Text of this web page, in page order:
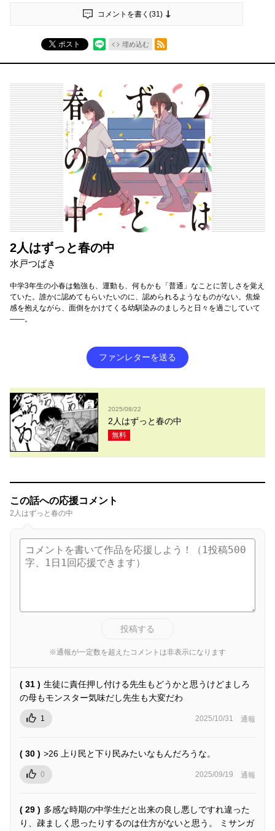
コメントを書く(31)
ポスト 埋め込む
RSSフィード
2人はずっと春の中
水戸つばき
中学3年生の小春は勉強も、運動も、何もかも「普通」なことに苦しさを覚え
ていた。誰かに認めてもらいたいのに、認められるようなものがない。焦燥
感を抱えながら、面倒をかけてくる幼馴染みのましろと日々を過ごしていて
――。
ファンレターを送る
2025/08/22
2人はずっと春の中
無料
この話への応援コメント
2人はずっと春の中
投稿する
※通報が一定数を超えたコメントは非表示になります
( 31 ) 生徒に責任押し付ける先生もどうかと思うけどましろ
の母もモンスター気味だし先生も大変だわ
1 2025/10/31 通報
( 30 ) >26 上り民と下り民みたいなもんだろうな。
0 2025/09/19 通報
( 29 ) 多感な時期の中学生だと出来の良し悪しですれ違った
り、疎ましく思ったりするのは仕方がないと思う。 ミサンガ